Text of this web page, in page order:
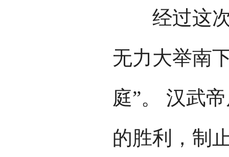
经过这次
无力大举南
庭”。 汉武
的胜利，制